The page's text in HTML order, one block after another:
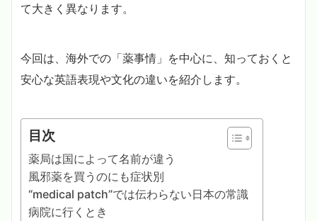
て大きく異なります。
今回は、海外での「薬事情」を中心に、知っておくと
安心な英語表現や文化の違いを紹介します。
目次
薬局は国によって名前が違う
風邪薬を買うのにも症状別
“medical patch”では伝わらない日本の常識
病院に行くとき